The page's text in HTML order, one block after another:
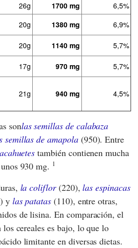
26g 1700 mg
6,5%
20g 1380 mg 6,9%
20g 1140 mg 5,7%
17g 970 mg 5,7%
21g 940 mg 4,5%
sonlas semillas de calabaza
semillas de amapola(950). Entre
también contienen mucha
930 mg. 1
la coliflor(220),las espinacas
y las patatas (110), entre otras,
de lisina. En comparación, el
cereales es bajo, lo que lo
limitante en diversas dietas.